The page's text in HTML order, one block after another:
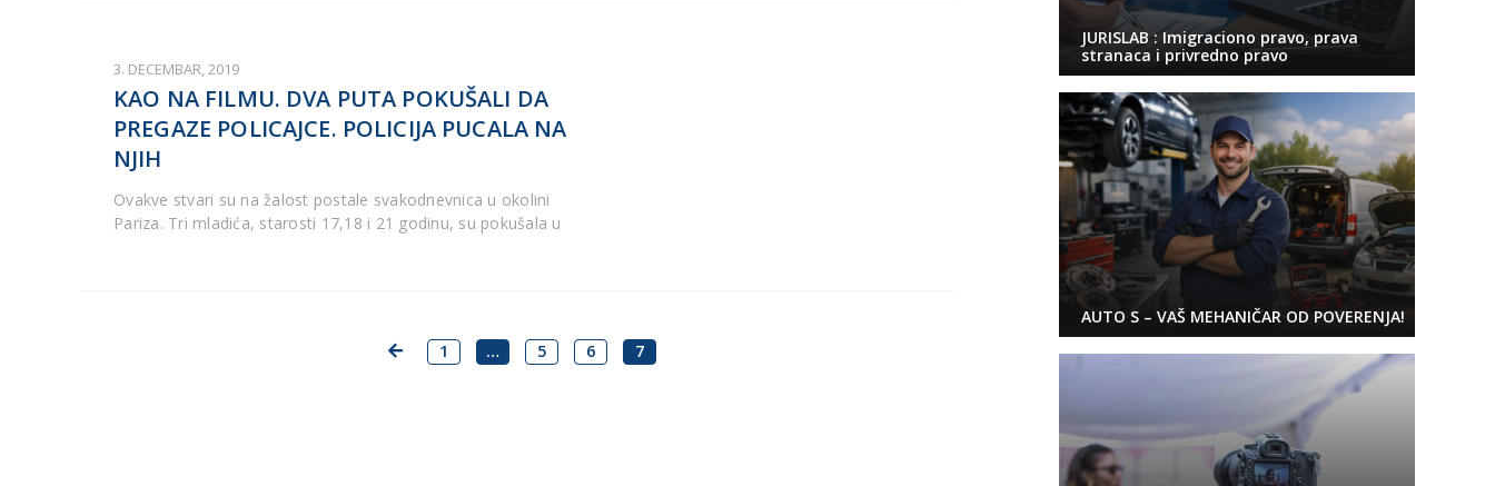
3. DECEMBAR, 2019
KAO NA FILMU. DVA PUTA POKUŠALI DA
PREGAZE POLICAJCE. POLICIJA PUCALA NA
NJIH
Ovakve stvari su na žalost postale svakodnevnica u okolini
Pariza. Tri mladića, starosti 17,18 i 21 godinu, su pokušala u
1 … 5 6 7
JURISLAB : Imigraciono pravo, prava
stranaca i privredno pravo
AUTO S – VAŠ MEHANIČAR OD POVERENJA!